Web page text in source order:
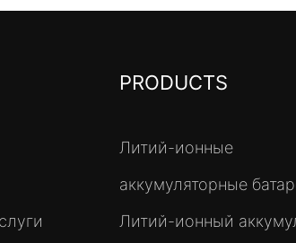
PRODUCTS
Литий-ионные
аккумуляторные
Литий-ионный